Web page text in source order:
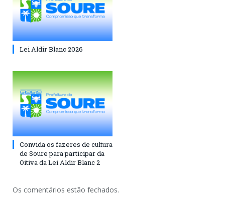
Lei Aldir Blanc 2026
Convida os fazeres de cultura
de Soure para participar da
Oitiva da Lei Aldir Blanc 2
Os comentários estão fechados.